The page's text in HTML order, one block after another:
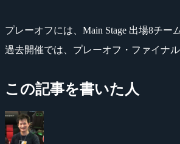
プレーオフには、Main Stage 出場8チー
過去開催では、プレーオフ・ファイナ
この記事を書いた人